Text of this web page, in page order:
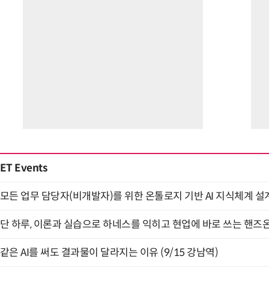
ET Events
모든 업무 담당자(비개발자)를 위한 온톨로지 기반 AI 지식체계
단 하루, 이론과 실습으로 하네스를 익히고 현업에 바로 쓰는 핸즈
같은 AI를 써도 결과물이 달라지는 이유 (9/15 강남역)